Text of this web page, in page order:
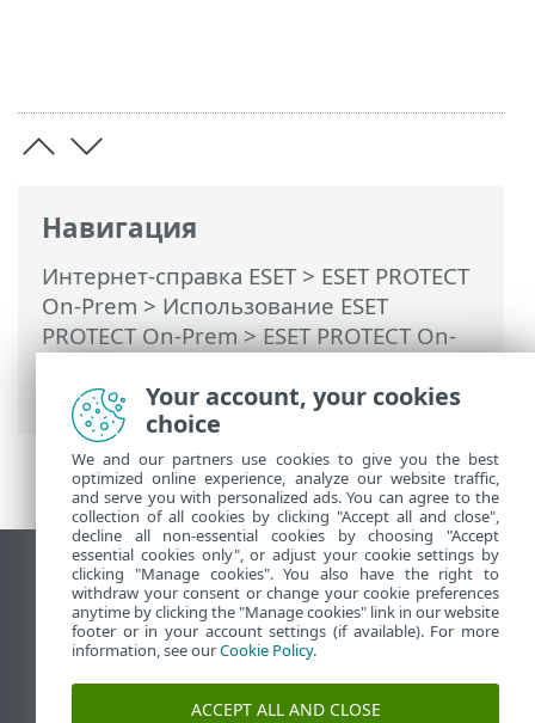
Навигация
Интернет-справка ESET> ESET PROTECT
On-Prem > Использование ESET
PROTECT On-Prem>ESET PROTECT On-
Распространение
Использовать сайт для ПК
End of Life
База знаний ESET
ESET Status Portal
Your account, your cookies
choice
We and our partners use cookies to give you the best
optimized online experience, analyze our website traffic,
and serve you with personalized ads. You can agree to the
collection of all cookies by clicking "Accept all and close",
decline all non-essential cookies by choosing "Accept
essential cookies only", or adjust your cookie settings by
clicking "Manage cookies". You also have the right to
withdraw your consent or change your cookie preferences
anytime by clicking the "Manage cookies" link in our website
footer or in your account settings (if available). For more
information, see ourCookie Policy.
ACCEPT ALL AND CLOSE